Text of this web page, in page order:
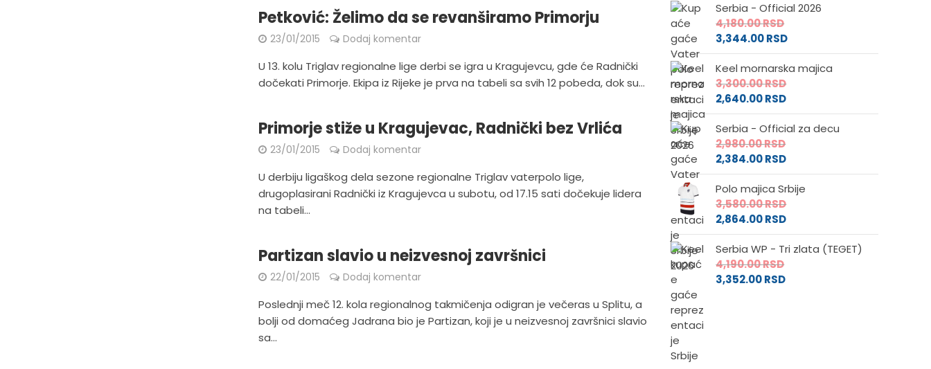
Petković: Želimo da se revanširamo Primorju
23/01/2015 Dodaj komentar
U 13. kolu Triglav regionalne lige derbi se igra u Kragujevcu, gde će Radnički
dočekati Primorje. Ekipa iz Rijeke je prva na tabeli sa svih 12 pobeda, dok su...
Primorje stiže u Kragujevac, Radnički bez Vrlića
23/01/2015 Dodaj komentar
U derbiju ligaškog dela sezone regionalne Triglav vaterpolo lige,
drugoplasirani Radnički iz Kragujevca u subotu, od 17.15 sati dočekuje lidera
na tabeli...
Partizan slavio u neizvesnoj završnici
22/01/2015 Dodaj komentar
Poslednji meč 12. kola regionalnog takmičenja odigran je večeras u Splitu, a
bolji od domaćeg Jadrana bio je Partizan, koji je u neizvesnoj završnici slavio
sa...
Serbia - Official 2026
4,180.00RSD
3,344.00RSD
Keel mornarska majica
3,300.00RSD
2,640.00RSD
Serbia - Official za decu
2,980.00RSD
2,384.00RSD
Polo majica Srbije
3,580.00RSD
2,864.00RSD
Serbia WP - Tri zlata (TEGET)
4,190.00RSD
3,352.00RSD